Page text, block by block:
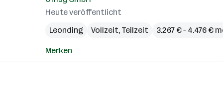
Heute veröffentlicht
Leonding
Vollzeit, Teilzeit 3.267 € – 4.476 €
Merken